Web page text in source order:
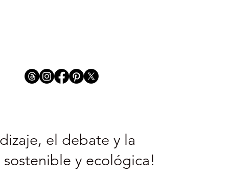
el debate y la
y ecológica!